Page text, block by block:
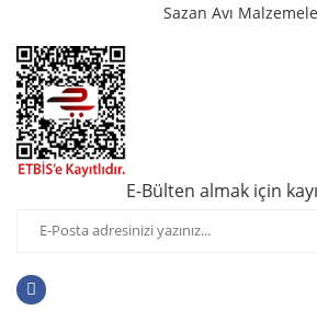
Sazan Avı
E-Bülten almak için